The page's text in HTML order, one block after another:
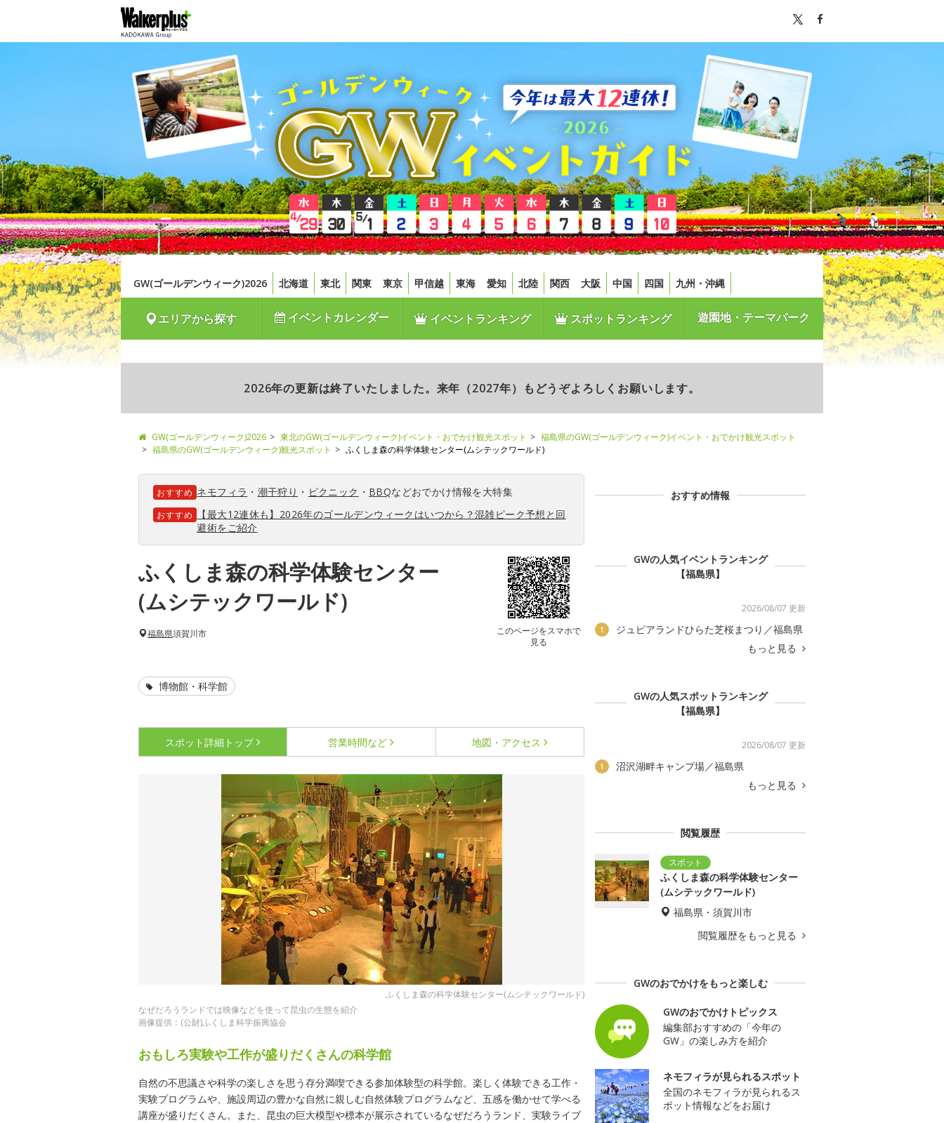
GW(ゴールデンウィーク)2026 北海道 東北 関東 東京 甲信越 東海 愛知 北陸 関西 大阪 中国 四国 九州・沖縄
エリアから探す イベントカレンダー イベントランキング スポットランキング 遊園地・テーマパーク
2026年の更新は終了いたしました。来年（2027年）もどうぞよろしくお願いします。
GW(ゴールデンウィーク)2026 東北のGW(ゴールデンウィーク)イベント・おでかけ観光スポット
福島県のGW(ゴールデンウィーク)イベント・おでかけ観光スポット
福島県のGW(ゴールデンウィーク)観光スポット
ふくしま森の科学体験センター(ムシテックワールド)
おすすめ ネモフィラ ・ 潮干狩り ・ ピクニック ・ BBQなどおでかけ情報を大特集
おすすめ
【最大12連休も】2026年のゴールデンウィークはいつから？混雑ピーク予想と回
避術をご紹介
ふくしま森の科学体験センター
(ムシテックワールド)
このページをスマホで
見る
福島県須賀川市
博物館・科学館
スポット詳細 トップ 営業時間など 地図・アクセス
ふくしま森の科学体験センター(ムシテックワールド)
なぜだろうランドでは映像などを使って昆虫の生態を紹介
画像提供：(公財)ふくしま科学振興協会
おもしろ実験や工作が盛りだくさんの科学館
自然の不思議さや科学の楽しさを思う存分満喫できる参加体験型の科学館。楽しく体験できる工作・
実験プログラムや、施設周辺の豊かな自然に親しむ自然体験プログラムなど、五感を働かせて学べる
講座が盛りだくさん。また、昆虫の巨大模型や標本が展示されているなぜだろうランド、実験ライブ
おすすめ情報
GWの人気イベントランキング
【福島県】
2026/08/07 更新
1
ジュピアランドひらた芝桜まつり／福島県
もっと見る
GWの人気スポットランキング
【福島県】
2026/08/07 更新
1
沼沢湖畔キャンプ場／福島県
もっと見る
閲覧履歴
ふくしま森の科学体験センター
(ムシテックワールド)
福島県・須賀川市
閲覧履歴をもっと見る
GWのおでかけをもっと楽しむ
GWのおでかけトピックス
編集部おすすめの「今年の
GW」の楽しみ方を紹介
ネモフィラが見られるスポット
全国のネモフィラが見られるス
ポット情報などをお届け